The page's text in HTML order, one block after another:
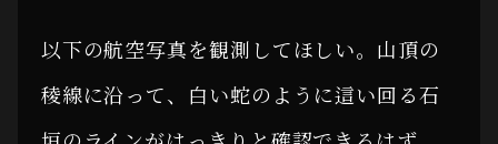
以下の航空写真を観測してほしい。山頂の
稜線に沿って、白い蛇のように這い回る石